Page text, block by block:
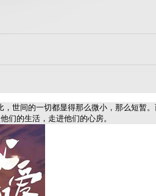
世间的一切都显得那么微小，那么短暂
们的生活，走进他们的心房。